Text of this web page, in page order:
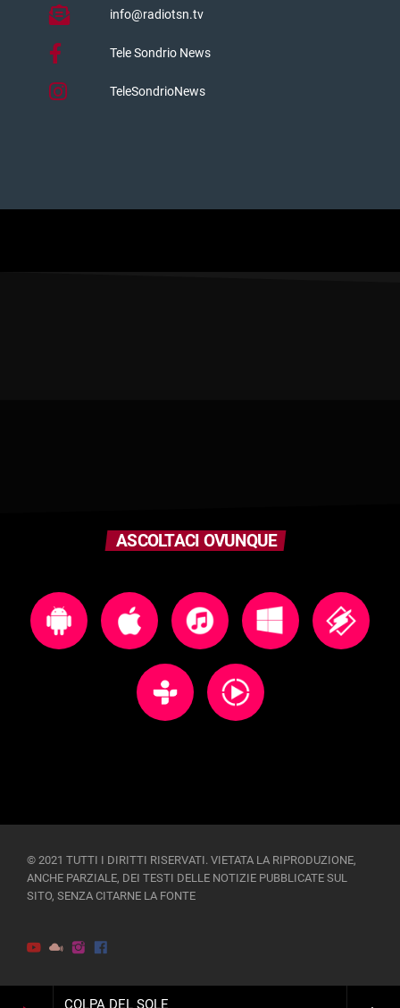
COLPA DEL SOLE
info@radiotsn.tv
Tele Sondrio News
TeleSondrioNews
ASCOLTACI OVUNQUE
© 2021 TUTTI I DIRITTI RISERVATI. VIETATA LA RIPRODUZIONE,
ANCHE PARZIALE, DEI TESTI DELLE NOTIZIE PUBBLICATE SUL
SITO, SENZA CITARNE LA FONTE